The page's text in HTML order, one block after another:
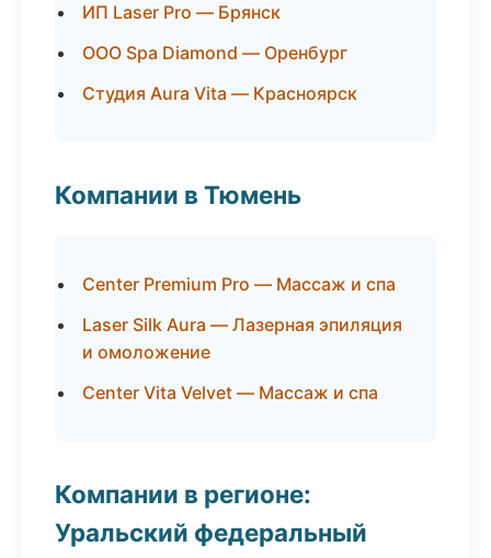
ИП Laser Pro — Брянск
ООО Spa Diamond — Оренбург
Студия Aura Vita — Красноярск
Компании в Тюмень
Center Premium Pro — Массаж и спа
Laser Silk Aura — Лазерная эпиляция
и омоложение
Center Vita Velvet — Массаж и спа
Компании в регионе:
Уральский федеральный